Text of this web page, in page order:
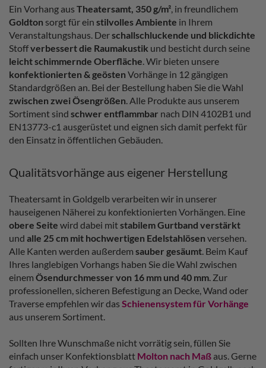
Ein Vorhang aus Theatersamt, 350 g/m², in freundlichem
Goldton sorgt für ein stilvolles Ambiente in Ihrem
Veranstaltungshaus. Derschallschluckende und blickdichte
Stoffverbessert die Raumakustik und besticht durch seine
leicht schimmernde Oberfläche. Wir bieten unsere
konfektionierten & geösten Vorhänge in 12 gängigen
Standardgrößen an. Bei der Bestellung haben Sie die Wahl
zwischen zwei Ösengrößen. Alle Produkte aus unserem
Sortiment sind schwer entflammbar nach DIN 4102B1 und
EN13773-c1 ausgerüstet und eignen sich damit perfekt für
den Einsatz in öffentlichen Gebäuden.
Qualitätsvorhänge aus eigener Herstellung
Theatersamt in Goldgelb verarbeiten wir in unserer
hauseigenen Näherei zu konfektionierten Vorhängen. Eine
obere Seite wird dabei mitstabilem Gurtband verstärkt
und alle 25 cm mit hochwertigen Edelstahlösen versehen.
Alle Kanten werden außerdem sauber gesäumt. Beim Kauf
Ihres langlebigen Vorhangs haben Sie die Wahl zwischen
einem Ösendurchmesser von 16 mm und 40 mm. Zur
professionellen, sicheren Befestigung an Decke, Wand oder
Traverse empfehlen wir das Schienensystem für Vorhänge
aus unserem Sortiment.
Sollten Ihre Wunschmaße nicht vorrätig sein, füllen Sie
einfach unser Konfektionsblatt Molton nach Maß aus. Gerne